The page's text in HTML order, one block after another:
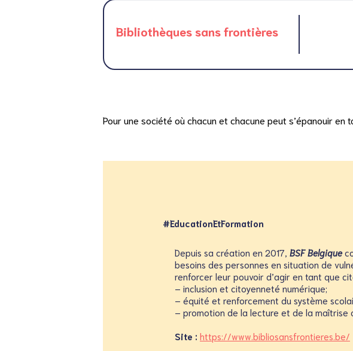
Bibliothèques sans frontières
Pour une société où chacun et chacune peut s’épanouir en
#EducationEtFormation
Depuis sa création en 2017, BSF Belgique
besoins des personnes en situation de
renforcer leur pouvoir d’agir en tant que
– inclusion et citoyenneté numérique;
– équité et renforcement du système
– promotion de la lecture et de la maîtrise
Site : https://www.bibliosansfrontieres.be/